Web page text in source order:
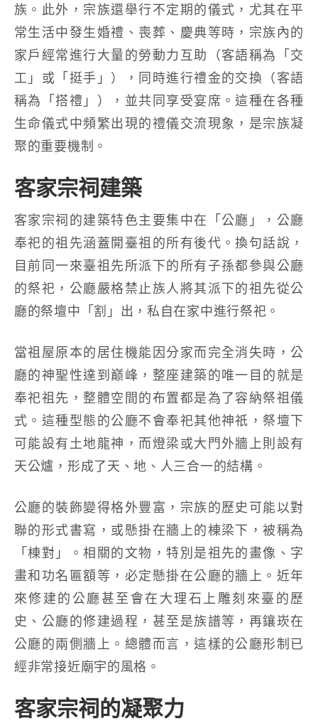
族。此外，宗族還舉行不定期的儀式，尤其在平
常生活中發生婚禮、喪葬、慶典等時，宗族內的
家戶經常進行大量的勞動力互助（客語稱為「交
工」或「挺手」），同時進行禮金的交換（客語
稱為「搭禮」），並共同享受宴席。這種在各種
生命儀式中頻繁出現的禮儀交流現象，是宗族凝
聚的重要機制。
客家宗祠建築
客家宗祠的建築特色主要集中在「公廳」，公廳
奉祀的祖先涵蓋開臺祖的所有後代。換句話說，
目前同一來臺祖先所派下的所有子孫都參與公廳
的祭祀，公廳嚴格禁止族人將其派下的祖先從公
廳的祭壇中「割」出，私自在家中進行祭祀。
當祖屋原本的居住機能因分家而完全消失時，公
廳的神聖性達到巅峰，整座建築的唯一目的就是
奉祀祖先，整體空間的布置都是為了容納祭祖儀
式。這種型態的公廳不會奉祀其他神祇，祭壇下
可能設有土地龍神，而燈梁或大門外牆上則設有
天公爐，形成了天、地、人三合一的結構。
公廳的裝飾變得格外豐富，宗族的歷史可能以對
聯的形式書寫，或懸掛在牆上的棟梁下，被稱為
「棟對」。相關的文物，特別是祖先的畫像、字
畫和功名匾額等，必定懸掛在公廳的牆上。近年
來修建的公廳甚至會在大理石上雕刻來臺的歷
史、公廳的修建過程，甚至是族譜等，再鑲崁在
公廳的兩側牆上。總體而言，這樣的公廳形制已
經非常接近廟宇的風格。
客家宗祠的凝聚力